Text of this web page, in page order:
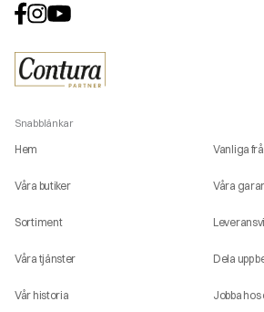
Snabblänkar
Hem
Våra butiker
Sortiment
Våra tjänster
Vår historia
Vanliga
Våra
Dela upp
Jobba